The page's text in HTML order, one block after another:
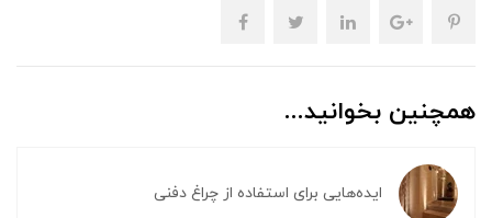
همچنین بخوانید...
ایده‌هایی برای استفاده از چراغ دفنی